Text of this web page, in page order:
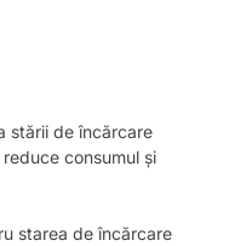
stării de încărcare
reduce consumul și
starea de încărcare